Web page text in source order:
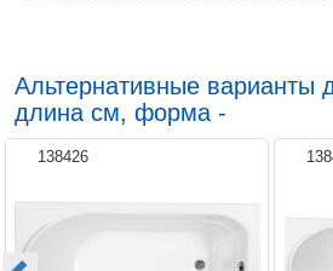
Альтернативные варианты
длина см, форма -
138426